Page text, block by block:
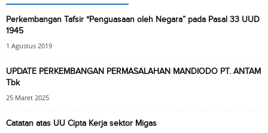
Perkembangan Tafsir “Penguasaan oleh Negara” pada Pasal 33 UUD
1945
1 Agustus 2019
UPDATE PERKEMBANGAN PERMASALAHAN MANDIODO PT. ANTAM
Tbk
25 Maret 2025
Catatan atas UU Cipta Kerja sektor Migas